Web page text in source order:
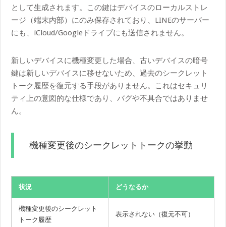
として生成されます。この鍵はデバイスのローカルストレ
ージ（端末内部）にのみ保存されており、LINEのサーバー
にも、iCloud/Googleドライブにも送信されません。
新しいデバイスに機種変更した場合、古いデバイスの暗号
鍵は新しいデバイスに移せないため、過去のシークレット
トーク履歴を復元する手段がありません。これはセキュリ
ティ上の意図的な仕様であり、バグや不具合ではありませ
ん。
機種変更後のシークレットトークの挙動
状況 どうなるか
機種変更後のシークレット
トーク履歴
表示されない（復元不可）